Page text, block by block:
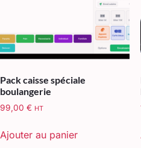
Pack caisse spéciale
boulangerie
99,00 € HT
Ajouter au panier